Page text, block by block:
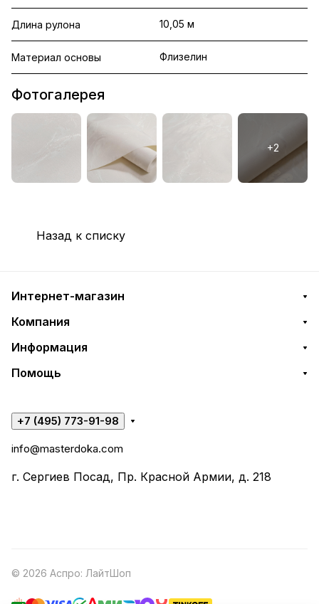
Длина рулона 10,05 м
Материал основы Флизелин
Фотогалерея
Назад к списку
Интернет-магазин
Компания
Информация
Помощь
+7 (495) 773-91-98
info@masterdoka.com
г. Сергиев Посад, Пр. Красной Армии, д. 218
© 2026 Аспро: ЛайтШоп